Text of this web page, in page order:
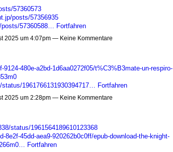
57360573
posts/57356935
57360588…
Fortfahren
2025 um 4:07pm — Keine Kommentare
480e-a2bd-1d6aa0272f05/t%C3%B3mate-un-respiro-
1961766131930394717…
Fortfahren
2025 um 2:28pm — Keine Kommentare
status/1961564189610123368
8e2f-45dd-aea9-920262b0c0ff/epub-download-the-knight-
Fortfahren